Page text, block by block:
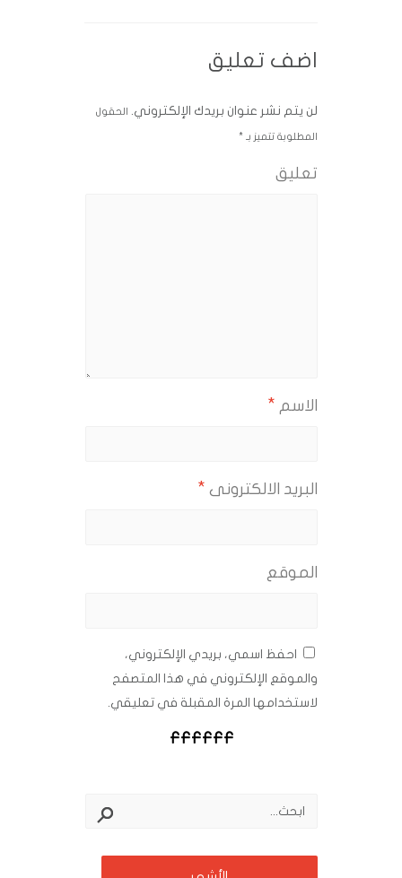
اضف تعليق
لن يتم نشر عنوان بريدك الإلكتروني. الحقول
المطلوبة تتميز بـ *
تعليق
الاسم *
البريد الالكترونى *
الموقع
احفظ اسمي، بريدي الإلكتروني،
والموقع الإلكتروني في هذا المتصفح
لاستخدامها المرة المقبلة في تعليقي.